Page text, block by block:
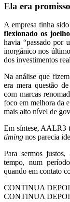
Ela era
A empresa tinha
flexionado os
havia “passado por
inorgânico nos
dos investimentos
Na análise que
era mera questão
com marcas
foco em melhora da
mais alto nível de
Em síntese, AALR3
timing nos parecia
Para sermos
tempo, num
quando em contato
CONTINUA
CONTINUA